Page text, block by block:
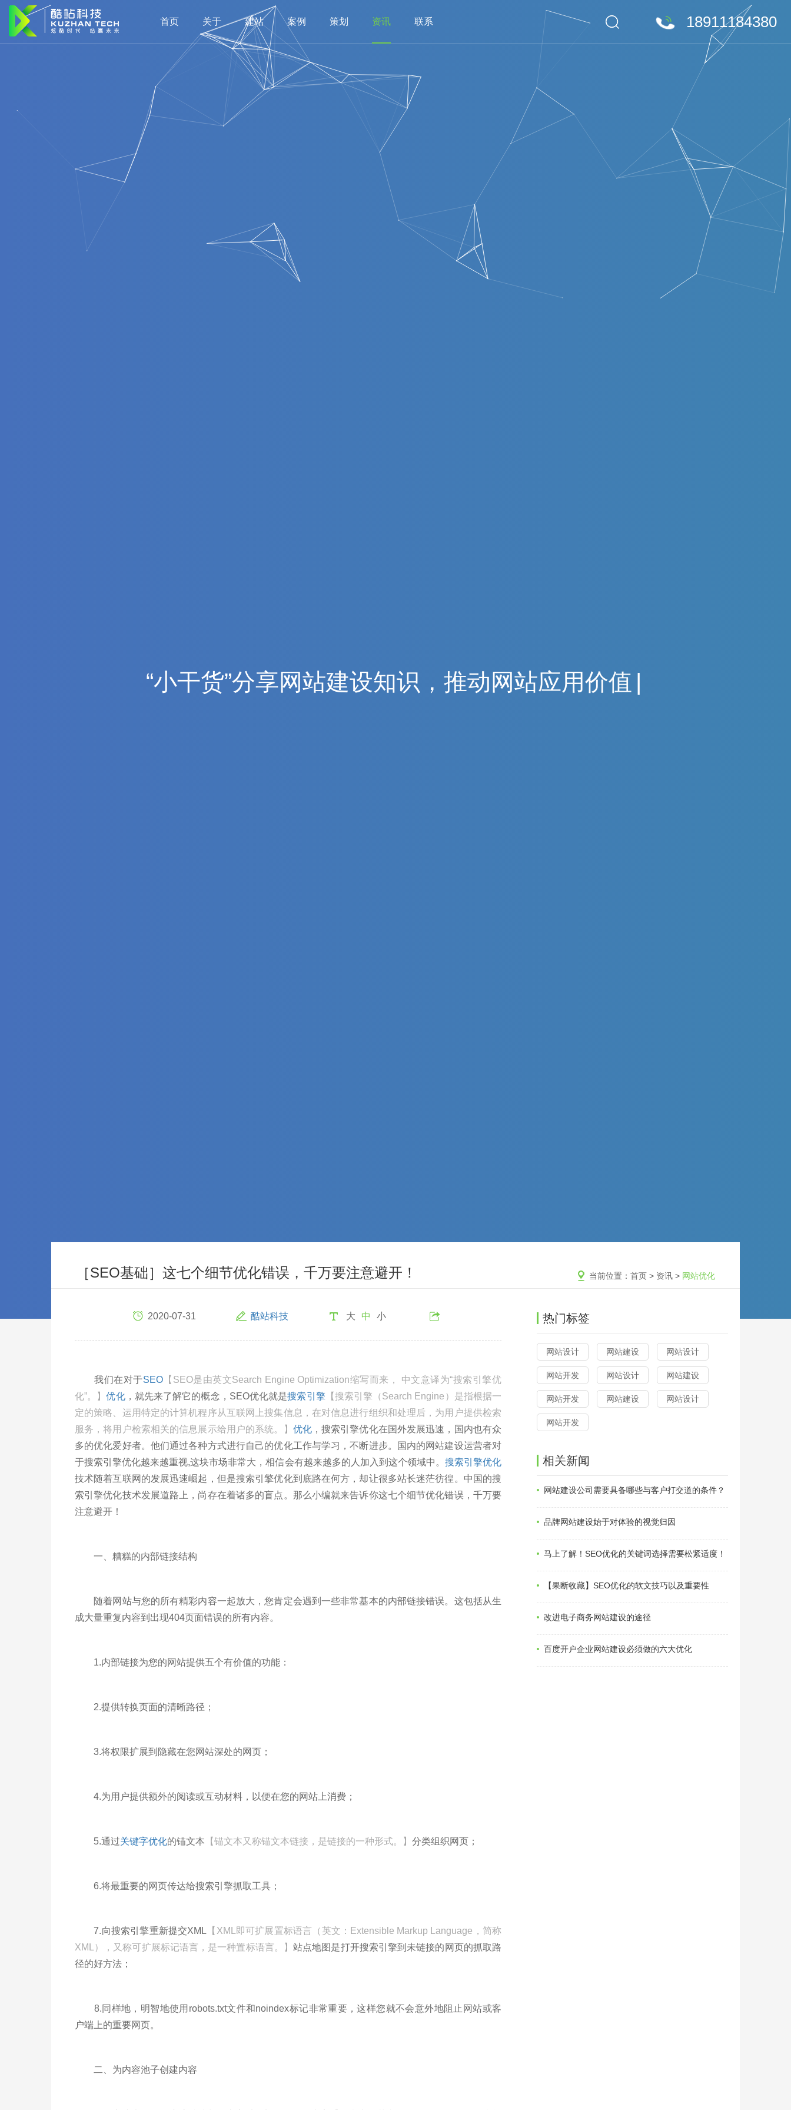
18911184380
首页 关于 建站 案例 策划 资讯 联系
“小干货”分享网站建设知识 ， 推动 网站应用价值
当前位置：首页 > 资讯 > 网站优化
［SEO基础］这七个细节优化错误，千万要注意避开！
2020-07-31 酷站科技 大 中 小
我们在对于SEO【SEO是由英文Search Engine Optimization缩写而来， 中文意译为“搜索引擎优
化”。】优化，就先来了解它的概念，SEO优化就是搜索引擎 【搜索引擎（Search Engine）是指根据一
定的策略、运用特定的计算机程序从互联网上搜集信息，在对信息进行组织和处理后，为用户提供检索
服务，将用户检索相关的信息展示给用户的系统。】 优化，搜索引擎优化在国外发展迅速，国内也有众
多的优化爱好者。他们通过各种方式进行自己的优化工作与学习，不断进步。国内的网站建设运营者对
于搜索引擎优化越来越重视,这块市场非常大，相信会有越来越多的人加入到这个领域中。 搜索引擎优化
技术随着互联网的发展迅速崛起，但是搜索引擎优化到底路在何方，却让很多站长迷茫彷徨。中国的搜
索引擎优化技术发展道路上，尚存在着诸多的盲点。那么小编就来告诉你这七个细节优化错误，千万要
注意避开！
一、糟糕的内部链接结构
随着网站与您的所有精彩内容一起放大，您肯定会遇到一些非常基本的内部链接错误。这包括从生
成大量重复内容到出现404页面错误的所有内容。
1.内部链接为您的网站提供五个有价值的功能：
2.提供转换页面的清晰路径；
3.将权限扩展到隐藏在您网站深处的网页；
4.为用户提供额外的阅读或互动材料，以便在您的网站上消费；
5.通过关键字优化的锚文本 【锚文本又称锚文本链接，是链接的一种形式。】 分类组织网页；
6.将最重要的网页传达给搜索引擎抓取工具；
7.向搜索引擎重新提交XML 【XML即可扩展置标语言（英文：Extensible Markup Language，简称
XML），又称可扩展标记语言，是一种置标语言。】站点地图是打开搜索引擎到未链接的网页的抓取路
径的好方法；
8.同样地，明智地使用robots.txt文件和noindex标记非常重要，这样您就不会意外地阻止网站或客
户端上的重要网页。
二、为内容池子创建内容
热门标签
网站设计 网站建设 网站设计
网站开发 网站设计 网站建设
网站开发 网站建设 网站设计
网站开发
相关新闻
网站建设公司需要具备哪些与客户打交道的条件？
品牌网站建设始于对体验的视觉归因
马上了解！SEO优化的关键词选择需要松紧适度！
【果断收藏】SEO优化的软文技巧以及重要性
改进电子商务网站建设的途径
百度开户企业网站建设必须做的六大优化